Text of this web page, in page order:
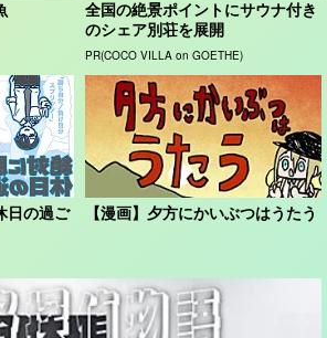
全国の絶景ポイントにサウナ付き
のシェア別荘を展開
PR(COCO VILLA on GOETHE)
日の過ご
【漫画】夕方にかいぶつはうたう